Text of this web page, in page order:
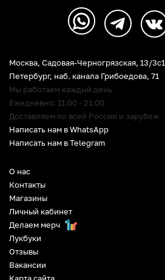
О нас
Контакты
Магазины
Личный кабинет
Делаем мерч
Лукбуки
Отзывы
Вакансии
Карта сайта
Москва, Садовая-Черногрязская, 13/3c1
Петербург, наб. канала Грибоедова, 71
Мы работаем каждый день
Ежедневно: 11:00 - 21:00
Доставляем по всей России и зарубеж
Написать нам в WhatsApp
Написать нам в Telegram